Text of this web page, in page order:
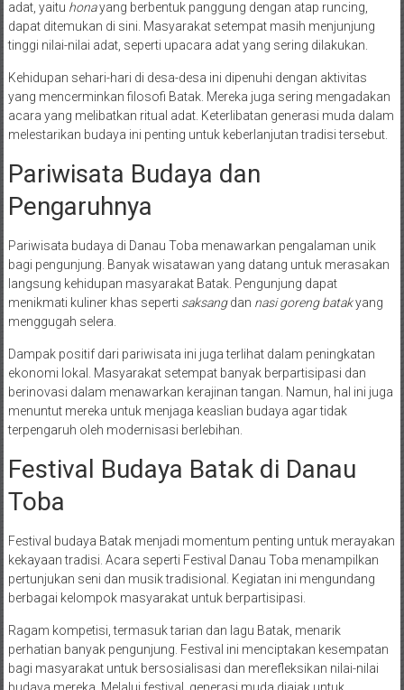
adat, yaitu honayang berbentuk panggung dengan atap runcing,
dapat ditemukan di sini. Masyarakat setempat masih menjunjung
tinggi nilai-nilai adat, seperti upacara adat yang sering dilakukan.
Kehidupan sehari-hari di desa-desa ini dipenuhi dengan aktivitas
yang mencerminkan filosofi Batak. Mereka juga sering mengadakan
acara yang melibatkan ritual adat. Keterlibatan generasi muda dalam
melestarikan budaya ini penting untuk keberlanjutan tradisi tersebut.
Pariwisata Budaya dan
Pengaruhnya
Pariwisata budaya di Danau Toba menawarkan pengalaman unik
bagi pengunjung. Banyak wisatawan yang datang untuk merasakan
langsung kehidupan masyarakat Batak. Pengunjung dapat
menikmati kuliner khas seperti saksangdan nasi goreng batakyang
menggugah selera.
Dampak positif dari pariwisata ini juga terlihat dalam peningkatan
ekonomi lokal. Masyarakat setempat banyak berpartisipasi dan
berinovasi dalam menawarkan kerajinan tangan. Namun, hal ini juga
menuntut mereka untuk menjaga keaslian budaya agar tidak
terpengaruh oleh modernisasi berlebihan.
Festival Budaya Batak di Danau
Toba
Festival budaya Batak menjadi momentum penting untuk merayakan
kekayaan tradisi. Acara seperti Festival Danau Toba menampilkan
pertunjukan seni dan musik tradisional. Kegiatan ini mengundang
berbagai kelompok masyarakat untuk berpartisipasi.
Ragam kompetisi, termasuk tarian dan lagu Batak, menarik
perhatian banyak pengunjung. Festival ini menciptakan kesempatan
bagi masyarakat untuk bersosialisasi dan merefleksikan nilai-nilai